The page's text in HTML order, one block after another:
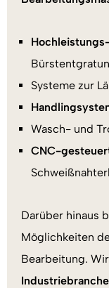
Systeme zur
Wasch- und
CNC-
Darüber hinaus
Möglichkeiten
Bearbeitung.